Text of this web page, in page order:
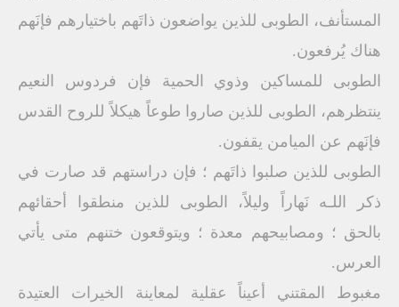
المستأنف، الطوبى للذين يواضعون ذاتَهم باختيارهم فإنَهم
هناك يُرفعون.
الطوبى للمساكين وذوي الحمية فإن فردوس النعيم
ينتظرهم، الطوبى للذين صاروا طوعاً هيكلاً للروح القدس
فإنَهم عن الميامن يقفون.
الطوبى للذين صلبوا ذاتَهم ؛ فإن دراستهم قد صارت في
ذكر اللـه نَهاراً وليلاً، الطوبى للذين منطقوا أحقائهم
بالحق ؛ ومصابيحهم معدة ؛ ويتوقعون ختنهم متى يأتي
العرس.
مغبوط المقتني أعيناً عقلية لمعاينة الخيرات العتيدة